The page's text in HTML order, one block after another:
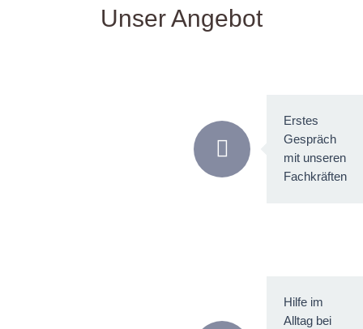
Unser Angebot
Erstes
Gespräch
mit unseren
Fachkräften
Hilfe im
Alltag bei